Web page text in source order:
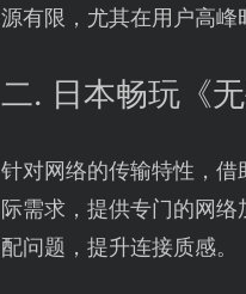
源有限，尤其在用户高峰
二. 日本畅玩《
针对网络的传输特性，
际需求，提供专门的网
配问题，提升连接质感。